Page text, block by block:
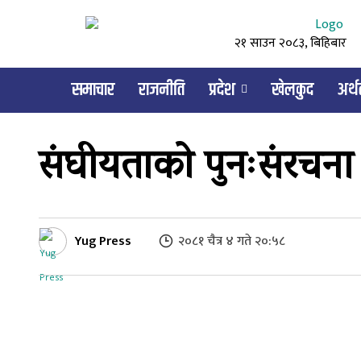
२१ साउन २०८३, बिहिबार
समाचार राजनीति प्रदेश खेलकुद
संघीयताको
Yug Press २०८१ चैत्र ४ गते २०:५८